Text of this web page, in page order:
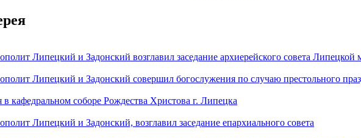
Липецкий и Задонский возглавил заседание архиерейского совета Липецкой
Липецкий и Задонский совершил богослужения по случаю престольного
кафедральном соборе Рождества Христова г. Липецка
Липецкий и Задонский, возглавил заседание епархиального совета